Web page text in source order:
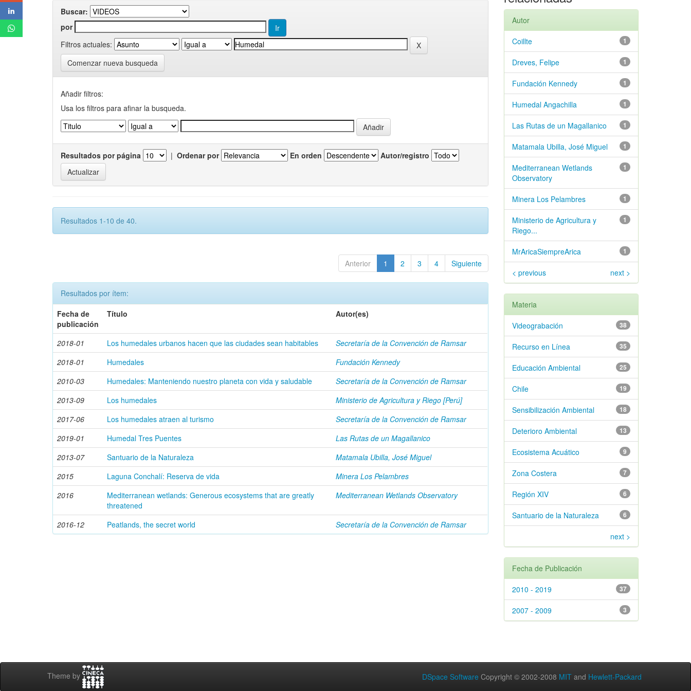
Buscar:
por
Filtros actuales:
Comenzar nueva busqueda
Añadir filtros:
Usa los filtros para afinar la busqueda.
Resultados por página | Ordenar por En orden Autor/registro
Resultados 1-10 de 40.
Anterior 1 2 3 4 Siguiente
Resultados por ítem:
Fecha de
publicación
Título Autor(es)
2018-01 Los humedales urbanos hacen que las ciudades sean habitables
Secretaría de la Convención de Ramsar
2018-01
Humedales
Fundación Kennedy
2010-03
Humedales: Manteniendo nuestro planeta con vida y saludable
Secretaría de la Convención de Ramsar
2013-09
Los humedales
Ministerio de Agricultura y Riego [Perú]
2017-06
Los humedales atraen al turismo
Secretaría de la Convención de Ramsar
2019-01
Humedal Tres Puentes
Las Rutas de un Magallanico
2013-07
Santuario de la Naturaleza
Matamala Ubilla, José Miguel
2015
Laguna Conchalí: Reserva de vida
Minera Los Pelambres
2016
Mediterranean wetlands: Generous ecosystems that are greatly
threatened
Mediterranean Wetlands Observatory
2016-12 Peatlands, the secret world Secretaría de la Convención de Ramsar
Autor
1
Coillte
1
Dreves, Felipe
1
Fundación Kennedy
1
Humedal Angachilla
1
Las Rutas de un Magallanico
1
Matamala Ubilla, José Miguel
1
Mediterranean Wetlands
Observatory
1
Minera Los Pelambres
1
Ministerio de Agricultura y
Riego...
1
MrAricaSiempreArica
< previous next >
Materia
38
Videograbación
35
Recurso en Línea
25
Educación Ambiental
19
Chile
18
Sensibilización Ambiental
13
Deterioro Ambiental
9
Ecosistema Acuático
7
Zona Costera
6
Región XIV
6
Santuario de la Naturaleza
next >
Fecha de Publicación
37
2010 - 2019
3
2007 - 2009
Theme by DSpace Software Copyright © 2002-2008 MIT and Hewlett-Packard